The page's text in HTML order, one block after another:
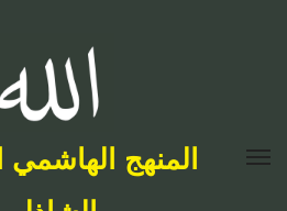
المنهج الهاشمي